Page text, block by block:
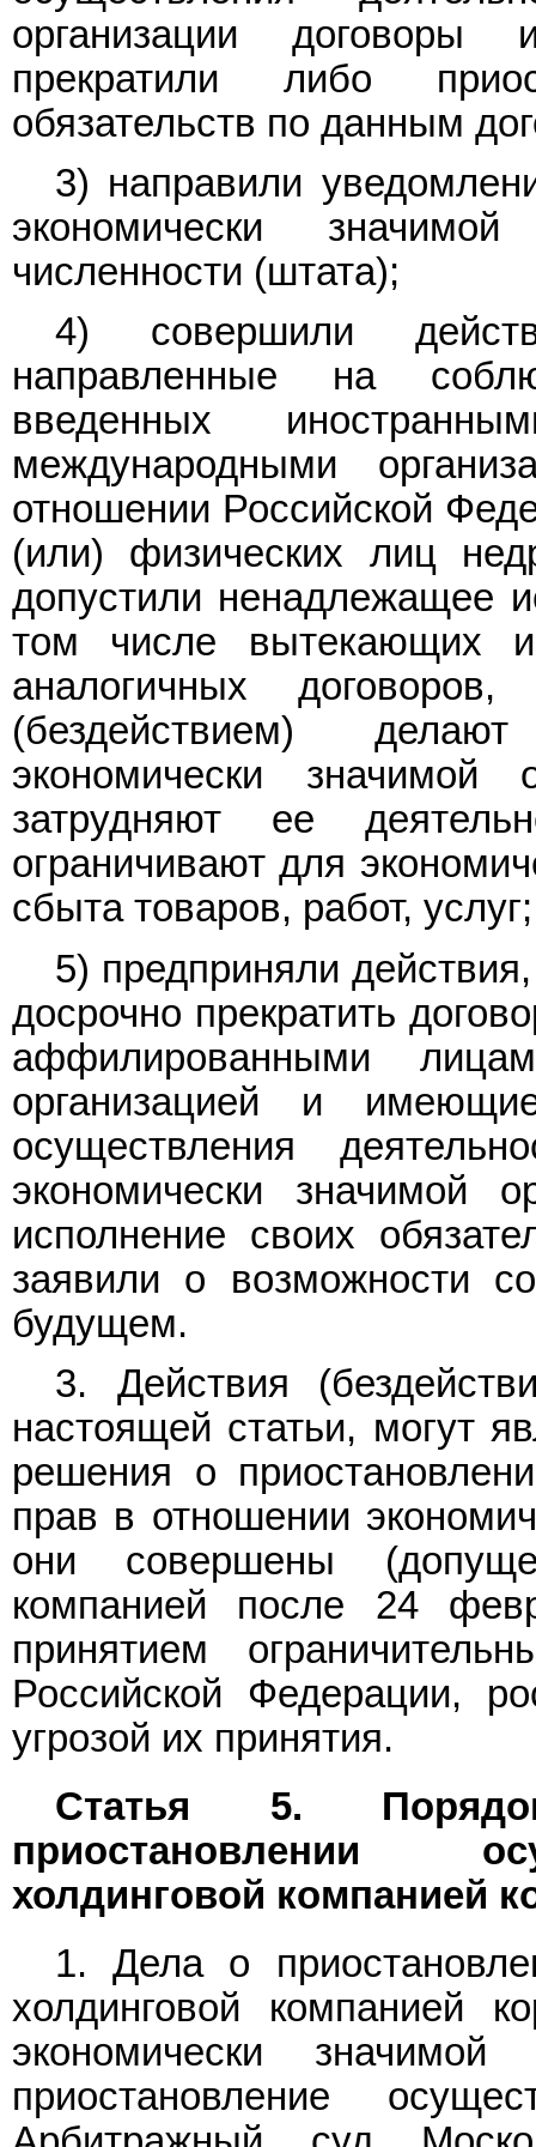
организации договоры
прекратили либо
обязательств по данным
3) направили
экономически
численности (штата);
4) совершили
направленные на
введенных
международными
отношении Российской
(или) физических лиц
допустили ненадлежащее
том числе вытекающих
аналогичных
(бездействием)
экономически значимой
затрудняют ее
ограничивают для
сбыта товаров, работ, услуг;
5) предприняли
досрочно прекратить
аффилированными
организацией и
осуществления
экономически значимой
исполнение своих
заявили о возможности
будущем.
3. Действия
настоящей статьи, могут
решения о
прав в отношении
они совершены
компанией после 24
принятием
Российской Федерации,
угрозой их принятия.
Статья 5.
приостановлении
холдинговой компанией
1. Дела о
холдинговой компанией
экономически
приостановление